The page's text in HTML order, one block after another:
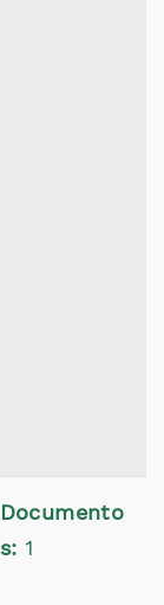
Documento
s: 1